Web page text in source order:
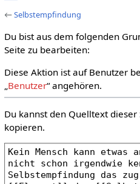
←Selbstempfindung
Du bist aus dem folgenden
Seite zu bearbeiten:
Diese Aktion ist auf Benutzer
„Benutzer“ angehören.
Du kannst den Quelltext
kopieren.